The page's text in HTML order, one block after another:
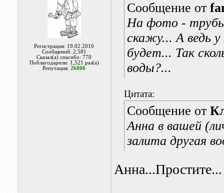
Регистрация: 19.02.2010
Сообщений: 2,581
Сказал(а) спасибо: 770
Поблагодарили: 1,521 раз(а)
Репутация:26806
Сообщение от
На фото -
скажу... А ведь
будет... Так
воды?...
Цитата:
Сообщение от
Анна в вашей
залита другая
Анна...Простите...